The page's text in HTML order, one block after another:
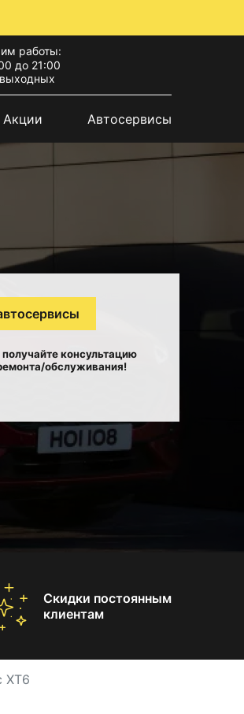
работы:
до 21:00
Акции Автосервисы
консультацию
обслуживания!
Скидки постоянным
клиентам
XT6